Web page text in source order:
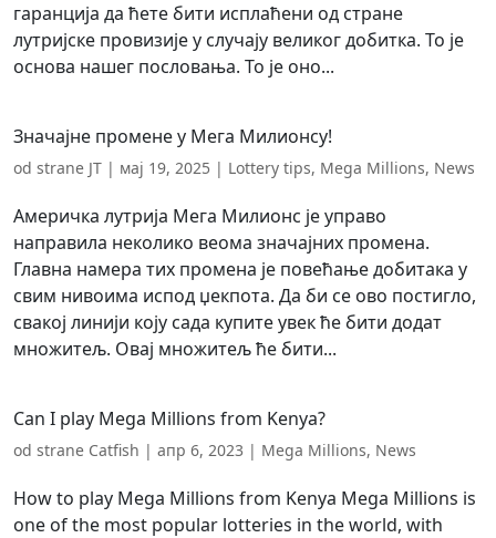
гаранција да ћете бити исплаћени од стране
лутријске провизије у случају великог добитка. То је
основа нашег пословања. То је оно...
Значајне промене у Мега Милионсу!
od strane JT | мај 19, 2025 | Lottery tips, Mega Millions, News
Америчка лутрија Мега Милионс је управо
направила неколико веома значајних промена.
Главна намера тих промена је повећање добитака у
свим нивоима испод џекпота. Да би се ово постигло,
свакој линији коју сада купите увек ће бити додат
множитељ. Овај множитељ ће бити...
Can I play Mega Millions from Kenya?
od strane Catfish | апр 6, 2023 | Mega Millions, News
How to play Mega Millions from Kenya Mega Millions is
one of the most popular lotteries in the world, with